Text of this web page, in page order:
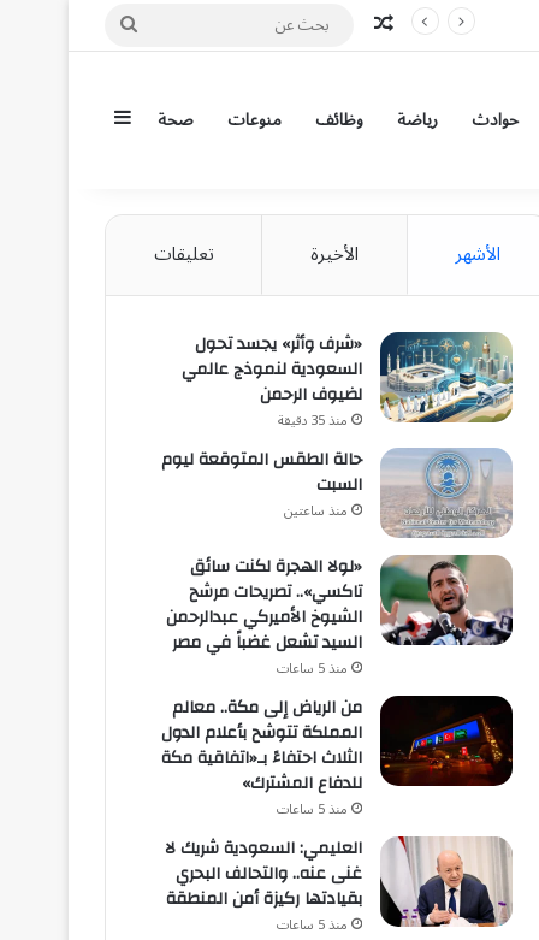
مقال عشوائي
بحث
حوادث رياضة وظائف منوعات صحة إضافة عمود
الأشهر الأخيرة تعليقات
«شرف وأثر» يجسد تحول
السعودية لنموذج عالمي
لضيوف الرحمن
منذ 35 دقيقة
حالة الطقس المتوقعة ليوم
السبت
منذ ساعتين
«لولا الهجرة لكنت سائق
تاكسي».. تصريحات مرشح
الشيوخ الأميركي عبدالرحمن
السيد تشعل غضباً في مصر
منذ 5 ساعات
من الرياض إلى مكة.. معالم
المملكة تتوشح بأعلام الدول
الثلاث احتفاءً بـ«اتفاقية مكة
للدفاع المشترك»
منذ 5 ساعات
العليمي: السعودية شريك لا
غنى عنه.. والتحالف البحري
بقيادتها ركيزة أمن المنطقة
منذ 5 ساعات